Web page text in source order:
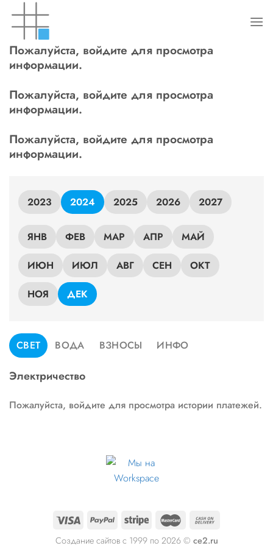
content
Пожалуйста, войдите для просмотра
информации.
Пожалуйста, войдите для просмотра
информации.
Пожалуйста, войдите для просмотра
информации.
2023 2024 2025 2026 2027
ЯНВ ФЕВ МАР АПР МАЙ
ИЮН ИЮЛ АВГ СЕН ОКТ
НОЯ ДЕК
СВЕТ ВОДА ВЗНОСЫ ИНФО
Электричество
Пожалуйста, войдите для просмотра истории платежей.
Создание сайтов с 1999 по 2026 © ce2.ru